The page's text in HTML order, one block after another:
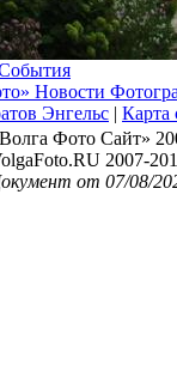
Новости
Энгельс | Карта
Фото Сайт»
2007-
от 07/08/